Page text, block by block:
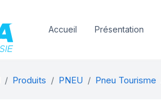
Accueil Présentation
Produits PNEU Pneu Tourisme